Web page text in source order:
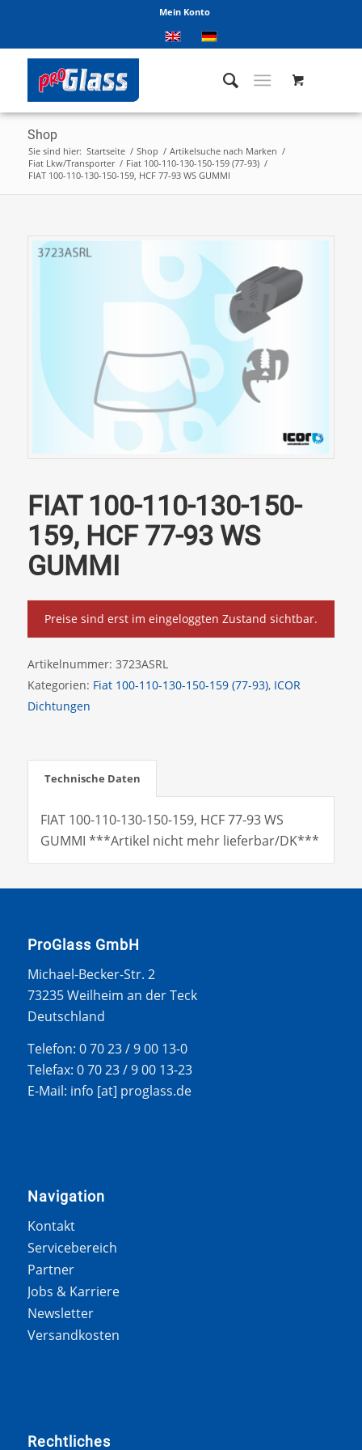
Mein Konto
Shop
Sie sind hier: Startseite / Shop / Artikelsuche nach Marken /
Fiat Lkw/Transporter / Fiat 100-110-130-150-159 (77-93) /
FIAT 100-110-130-150-159, HCF 77-93 WS GUMMI
FIAT 100-110-130-150-
159, HCF 77-93 WS
GUMMI
Preise sind erst im eingeloggten Zustand sichtbar.
Artikelnummer: 3723ASRL
Kategorien: Fiat 100-110-130-150-159 (77-93), ICOR
Dichtungen
Technische Daten
FIAT 100-110-130-150-159, HCF 77-93 WS
GUMMI ***Artikel nicht mehr lieferbar/DK***
ProGlass GmbH
Michael-Becker-Str. 2
73235 Weilheim an der Teck
Deutschland
Telefon: 0 70 23 / 9 00 13-0
Telefax: 0 70 23 / 9 00 13-23
E-Mail: info [at] proglass.de
Navigation
Kontakt
Servicebereich
Partner
Jobs & Karriere
Newsletter
Versandkosten
Rechtliches